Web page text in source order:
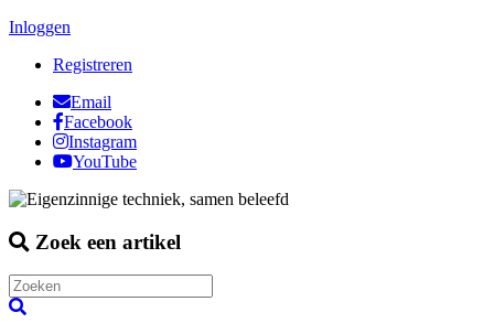
Inloggen
Registreren
Email
Facebook
Instagram
YouTube
Zoek een artikel